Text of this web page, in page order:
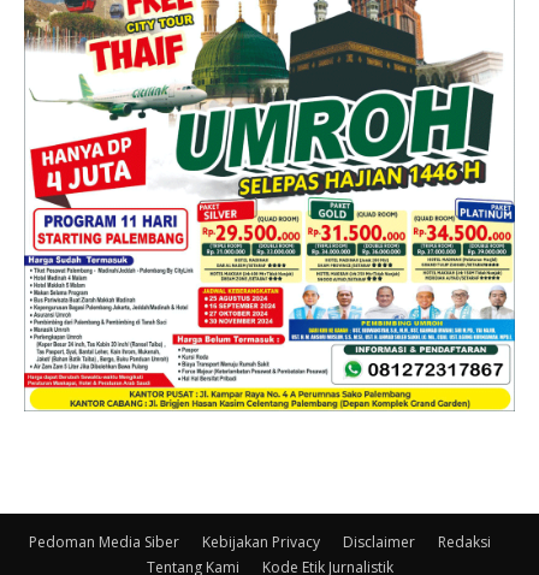
Pedoman Media Siber Kebijakan Privacy Disclaimer
Redaksi
Tentang Kami
Kode Etik Jurnalistik